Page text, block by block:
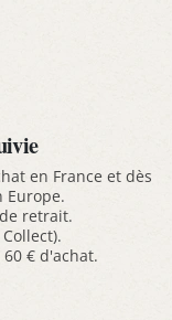
en France et dès
Europe.
retrait.
€ d'achat.